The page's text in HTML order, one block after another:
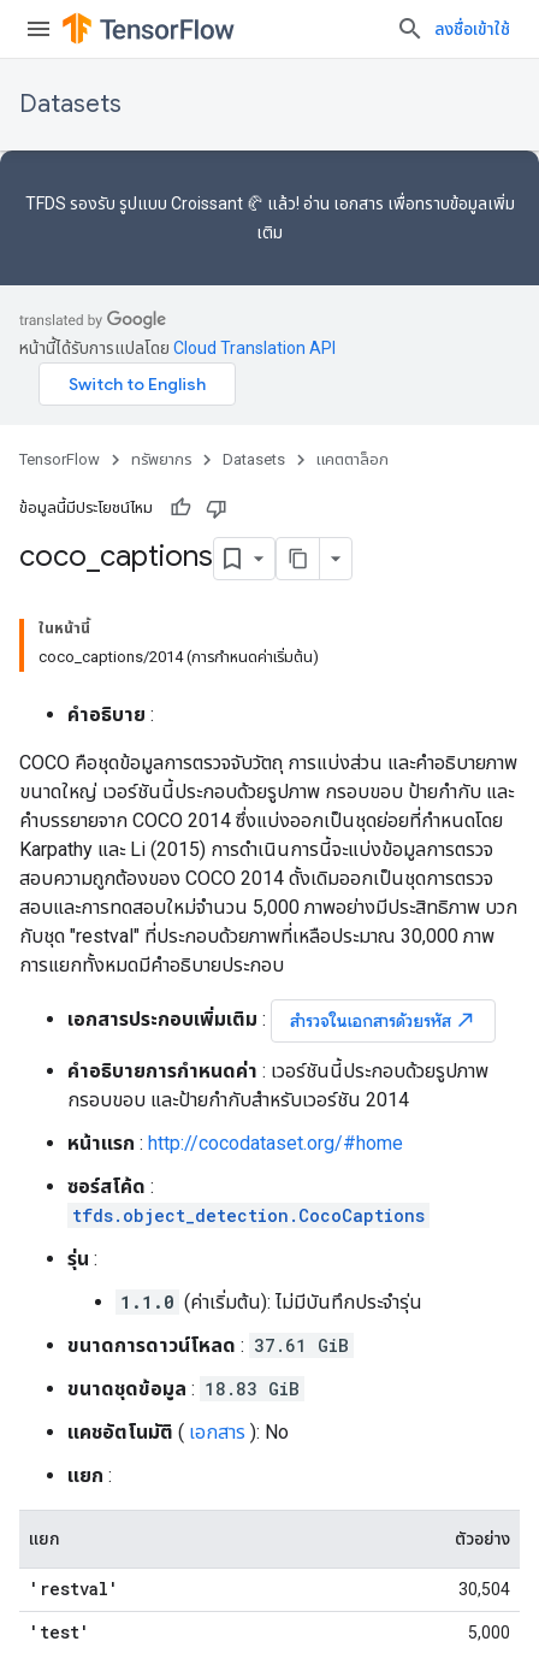
ลงชื่อเข้าใช้
Datasets
TFDS รองรับ รูปแบบ Croissant 🥐 แล้ว! อ่าน เอกสาร เพื่อทราบข้อมูลเพิ่ม
เติม
หน้านี้ได้รับการแปลโดย Cloud Translation API
TensorFlow ทรัพยากร Datasets แคตตาล็อก
ข้อมูลนี้มีประโยชน์ไหม
coco captions
ในหน้านี้
coco_captions/2014 (การกำหนดค่าเริ่มต้น)
คำอธิบาย :
COCO คือชุดข้อมูลการตรวจจับวัตถุ การแบ่งส่วน และคำอธิบายภาพ
ขนาดใหญ่ เวอร์ชันนี้ประกอบด้วยรูปภาพ กรอบขอบ ป้ายกำกับ และ
คำบรรยายจาก COCO 2014 ซึ่งแบ่งออกเป็นชุดย่อยที่กำหนดโดย
Karpathy และ Li (2015) การดำเนินการนี้จะแบ่งข้อมูลการตรวจ
สอบความถูกต้องของ COCO 2014 ดั้งเดิมออกเป็นชุดการตรวจ
สอบและการทดสอบใหม่จำนวน 5,000 ภาพอย่างมีประสิทธิภาพ บวก
กับชุด "restval" ที่ประกอบด้วยภาพที่เหลือประมาณ 30,000 ภาพ
การแยกทั้งหมดมีคำอธิบายประกอบ
เอกสารประกอบเพิ่มเติม : สำรวจในเอกสารด้วยรหัส north_east
คำอธิบายการกำหนดค่า : เวอร์ชันนี้ประกอบด้วยรูปภาพ
กรอบขอบ และป้ายกำกับสำหรับเวอร์ชัน 2014
หน้าแรก : http://cocodataset.org/#home
ซอร์สโค้ด :
tfds.object_detection.CocoCaptions
รุ่น :
1.1.0 (ค่าเริ่มต้น): ไม่มีบันทึกประจำรุ่น
ขนาดการดาวน์โหลด : 37.61 GiB
ขนาดชุดข้อมูล : 18.83 GiB
แคชอัตโนมัติ ( เอกสาร ): No
แยก :
แยก ตัวอย่าง
'restval' 30,504
'test' 5,000